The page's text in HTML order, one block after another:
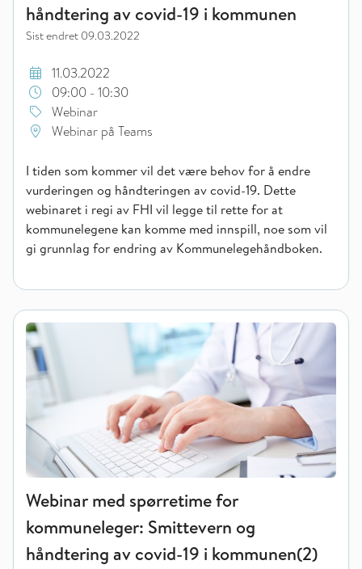
håndtering av covid-19 i kommunen
Sist endret 09.03.2022
11.03.2022
09:00 - 10:30
Webinar
Webinar på Teams
I tiden som kommer vil det være behov for å endre
vurderingen og håndteringen av covid-19. Dette
webinaret i regi av FHI vil legge til rette for at
kommunelegene kan komme med innspill, noe som vil
gi grunnlag for endring av Kommunelegehåndboken.
Webinar med spørretime for kommuneleger: Smittevern og
Webinar med spørretime for
kommuneleger: Smittevern og
håndtering av covid-19 i kommunen(2)